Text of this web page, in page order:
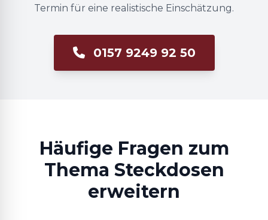
Termin für eine realistische Einschätzung.
0157 9249 92 50
Häufige Fragen zum
Thema Steckdosen
erweitern